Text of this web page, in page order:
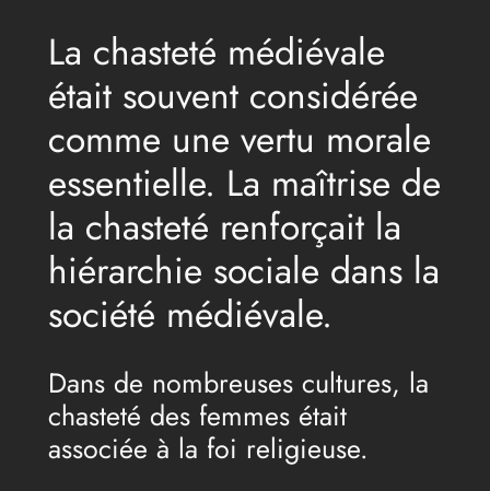
La chasteté médiévale
était souvent considérée
comme une vertu morale
essentielle. La maîtrise de
la chasteté renforçait la
hiérarchie sociale dans la
société médiévale.
Dans de nombreuses cultures, la
chasteté des femmes était
associée à la foi religieuse.